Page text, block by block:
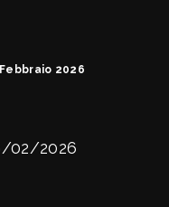
2026
02/2026